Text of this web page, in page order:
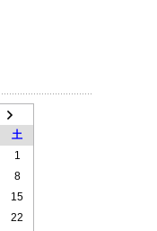
土
1
8
15
22